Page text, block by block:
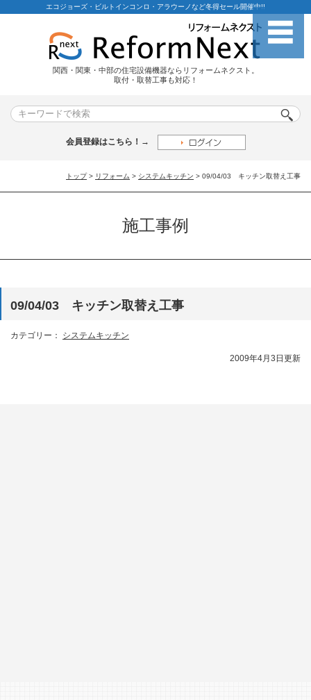
エコジョーズ・ビルトインコンロ・アラウーノなど冬得セール開催中!!
関西・関東・中部の住宅設備機器ならリフォームネクスト。
取付・取替工事も対応！
会員登録はこちら！→
トップ > リフォーム > システムキッチン > 09/04/03 キッチン取替え工事
施工事例
09/04/03 キッチン取替え工事
カテゴリー： システムキッチン
2009年4月3日更新